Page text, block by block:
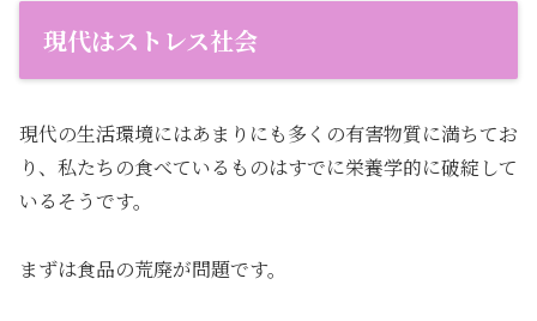
現代はストレス社会
現代の生活環境にはあまりにも多くの有害物質に満ちてお
り、私たちの食べているものはすでに栄養学的に破綻して
いるそうです。
まずは食品の荒廃が問題です。